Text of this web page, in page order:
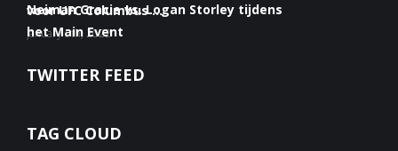
voor UFC Columbus ...
January 5th, 2022
Gracie vs. Logan S...
TWITTER FEED
TAG CLOUD